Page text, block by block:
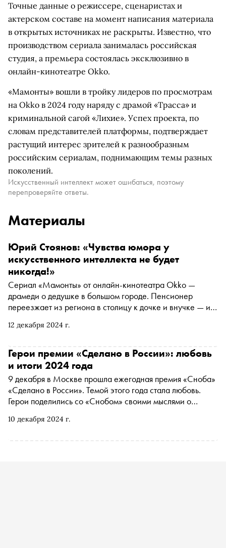
Точные данные о режиссере, сценаристах и
актерском составе на момент написания материала
в открытых источниках не раскрыты. Известно, что
производством сериала занималась российская
студия, а премьера состоялась эксклюзивно в
онлайн-кинотеатре Okko.
«Мамонты» вошли в тройку лидеров по просмотрам
на Okko в 2024 году наряду с драмой «Трасса» и
криминальной сагой «Лихие». Успех проекта, по
словам представителей платформы, подтверждает
растущий интерес зрителей к разнообразным
российским сериалам, поднимающим темы разных
поколений.
Искусственный интеллект может ошибаться, поэтому
перепроверяйте ответы.
Материалы
12 декабря 2024 г.
Юрий Стоянов: «Чувства юмора у
искусственного интеллекта не будет
никогда!»
Сериал «Мамонты» от онлайн-кинотеатра Okko —
драмеди о дедушке в большом городе. Пенсионер
переезжает из региона в столицу к дочке и внучке — и в
деньги, приготовленные для покупки квартиры.
киберпреступников, стремительно осваивая новые
технологии. Исполнитель главной роли Юрий Стоянов
переживает настоящий ренессанс — с момента выхода
первого сезона «Вампиров средней полосы» он стал
одним из самых востребованных актеров на
стриминговых платформах. Журнал «Сноб» поговорил с
Юрием Стояновым — о перезагрузке карьеры,
10 декабря 2024 г.
Герои премии «Сделано в России»: любовь
и итоги 2024 года
9 декабря в Москве прошла ежегодная премия «Сноба»
«Сделано в России». Темой этого года стала любовь.
Герои поделились со «Снобом» своими мыслями о
которыми гордятся больше всего